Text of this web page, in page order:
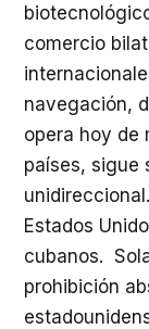
comercio
navegación,
opera hoy de
países, sigue
Estados
cubanos.
prohibición